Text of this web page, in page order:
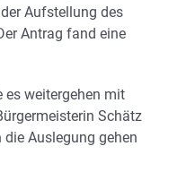
Aufstellung des
Antrag fand eine
es weitergehen mit
Schätz
Auslegung gehen